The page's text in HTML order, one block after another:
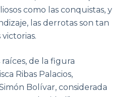
como las conquistas, y
las derrotas son tan
de la figura
Ribas Palacios,
Bolívar, considerada